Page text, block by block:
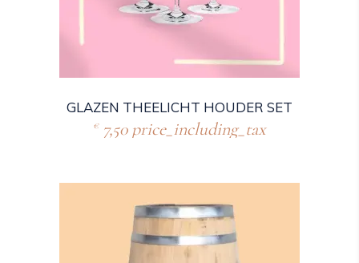
GLAZEN THEELICHT HOUDER SET
€7,50 price_including_tax